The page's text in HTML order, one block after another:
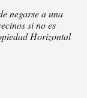
negarse a una
si no es
Horizontal